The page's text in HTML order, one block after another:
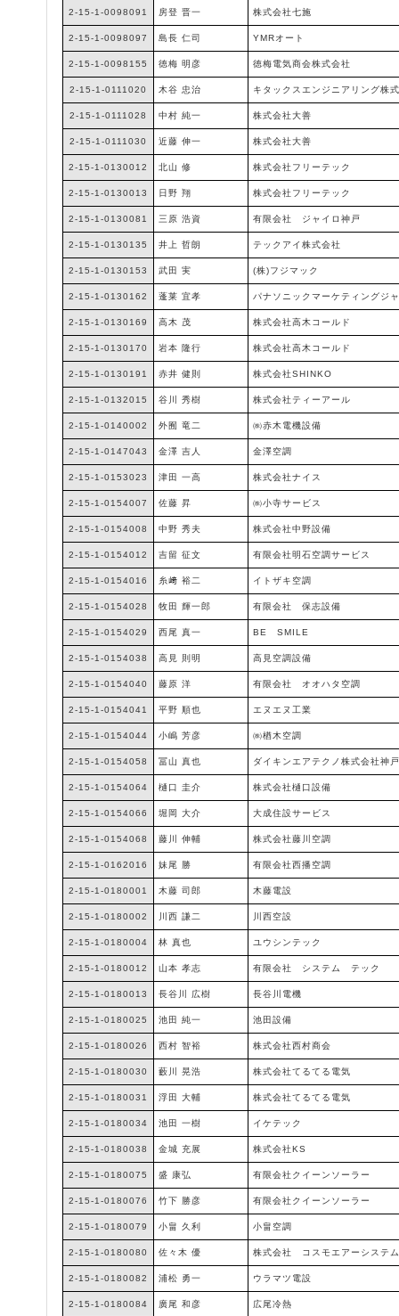
2-15-1-0098091 房登 晋一 株式会社七施
2-15-1-0098097 島長 仁司 YMRオート
2-15-1-0098155 徳梅 明彦 徳梅電気商会株式会社
2-15-1-0111020 木谷 忠治 キタックスエンジニアリング株
2-15-1-0111028 中村 純一 株式会社大善
2-15-1-0111030 近藤 伸一 株式会社大善
2-15-1-0130012 北山 修 株式会社フリーテック
2-15-1-0130013 日野 翔 株式会社フリーテック
2-15-1-0130081 三原 浩資 有限会社 ジャイロ神戸
2-15-1-0130135 井上 哲朗 テックアイ株式会社
2-15-1-0130153 武田 実 (株)フジマック
2-15-1-0130162 蓬莱 宜孝 パナソニックマーケティングジ
2-15-1-0130169 高木 茂 株式会社高木コールド
2-15-1-0130170 岩本 隆行 株式会社高木コールド
2-15-1-0130191 赤井 健則 株式会社SHINKO
2-15-1-0132015 谷川 秀樹 株式会社ティーアール
2-15-1-0140002 外囿 竜二 ㈱赤木電機設備
2-15-1-0147043 金澤 吉人 金澤空調
2-15-1-0153023 津田 一高 株式会社ナイス
2-15-1-0154007 佐藤 昇 ㈱小寺サービス
2-15-1-0154008 中野 秀夫 株式会社中野設備
2-15-1-0154012 吉留 征文 有限会社明石空調サービス
2-15-1-0154016 糸﨑 裕二 イトザキ空調
2-15-1-0154028 牧田 輝一郎 有限会社 保志設備
2-15-1-0154029 西尾 真一 BE SMILE
2-15-1-0154038 高見 則明 高見空調設備
2-15-1-0154040 藤原 洋 有限会社 オオハタ空調
2-15-1-0154041 平野 順也 エヌエヌ工業
2-15-1-0154044 小嶋 芳彦 ㈱楢木空調
2-15-1-0154058 冨山 真也 ダイキンエアテクノ株式会社神
2-15-1-0154064 樋口 圭介 株式会社樋口設備
2-15-1-0154066 堀岡 大介 大成住設サービス
2-15-1-0154068 藤川 伸輔 株式会社藤川空調
2-15-1-0162016 妹尾 勝 有限会社西播空調
2-15-1-0180001 木藤 司郎 木藤電設
2-15-1-0180002 川西 謙二 川西空設
2-15-1-0180004 林 真也 ユウシンテック
2-15-1-0180012 山本 孝志 有限会社 システム テック
2-15-1-0180013 長谷川 広樹 長谷川電機
2-15-1-0180025 池田 純一 池田設備
2-15-1-0180026 西村 智裕 株式会社西村商会
2-15-1-0180030 藪川 晃浩 株式会社てるてる電気
2-15-1-0180031 浮田 大輔 株式会社てるてる電気
2-15-1-0180034 池田 一樹 イケテック
2-15-1-0180038 金城 充展 株式会社KS
2-15-1-0180075 盛 康弘 有限会社クイーンソーラー
2-15-1-0180076 竹下 勝彦 有限会社クイーンソーラー
2-15-1-0180079 小畠 久利 小畠空調
2-15-1-0180080 佐々木 優 株式会社 コスモエアーシステム
2-15-1-0180082 浦松 勇一 ウラマツ電設
2-15-1-0180084 廣尾 和彦 広尾冷熱